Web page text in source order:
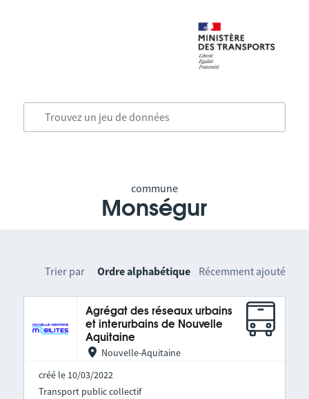
commune
Monségur
Trier par Ordre alphabétique Récemment ajouté
Agrégat des réseaux urbains
et interurbains de Nouvelle
Aquitaine
Nouvelle-Aquitaine
créé le 10/03/2022
Transport public collectif